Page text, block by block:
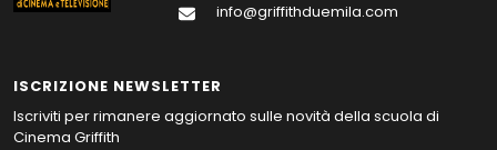
info@griffithduemila.com
ISCRIZIONE NEWSLETTER
Iscriviti per rimanere aggiornato sulle novità della scuola di
Cinema Griffith